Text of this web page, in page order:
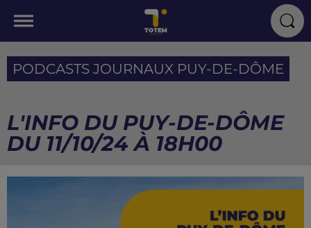
PODCASTS JOURNAUX PUY-DE-DÔME
L'INFO DU PUY-DE-DÔME
DU 11/10/24 À 18H00